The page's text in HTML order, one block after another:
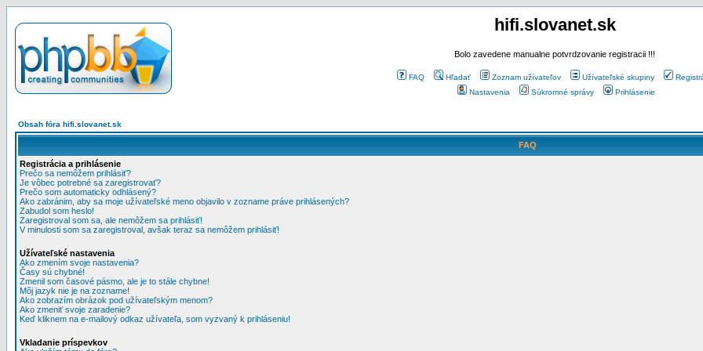
hifi.slovanet.sk
Bolo zavedene manualne potvrdzovanie registracii !!!
FAQ Hľadať Zoznam užívateľov Užívateľské skupiny
Nastavenia
Súkromné správy Prihlásenie
Obsah fóra hifi.slovanet.sk
FAQ
Registrácia a prihlásenie
Prečo sa nemôžem prihlásiť?
Je vôbec potrebné sa zaregistrovať?
Prečo som automaticky odhlásený?
Ako zabránim, aby sa moje užívateľské meno objavilo v zozname práve prihlásených?
Zabudol som heslo!
Zaregistroval som sa, ale nemôžem sa prihlásiť!
V minulosti som sa zaregistroval, avšak teraz sa nemôžem prihlásiť!
Užívateľské nastavenia
Ako zmením svoje nastavenia?
Časy sú chybné!
Zmenil som časové pásmo, ale je to stále chybne!
Môj jazyk nie je na zozname!
Ako zobrazím obrázok pod užívateľským menom?
Ako zmeniť svoje zaradenie?
Keď kliknem na e-mailový odkaz užívateľa, som vyzvaný k prihláseniu!
Vkladanie príspevkov